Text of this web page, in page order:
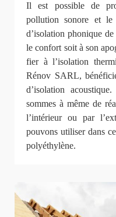
Il est possible de
pollution sonore et le
d’isolation phonique
le confort soit à son
fier à l’isolation
Rénov SARL,
d’isolation
sommes à même de
l’intérieur ou par
pouvons utiliser dans
polyéthylène.